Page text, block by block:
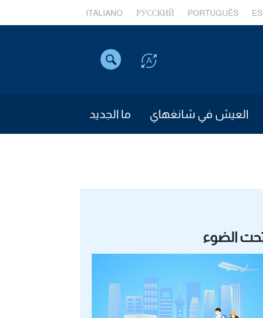
PORTUGUÊS
РУССКИЙ
ITALIANO
العيش في شانغهاي ما الجديد
الضوء